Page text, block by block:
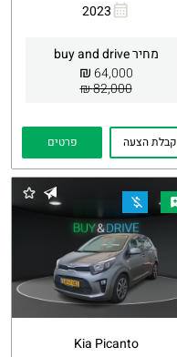
2023
מחיר buy and drive
64,000
₪
82,000 ₪
Whatsapp
קבלת הצעה פרטים
Kia Picanto